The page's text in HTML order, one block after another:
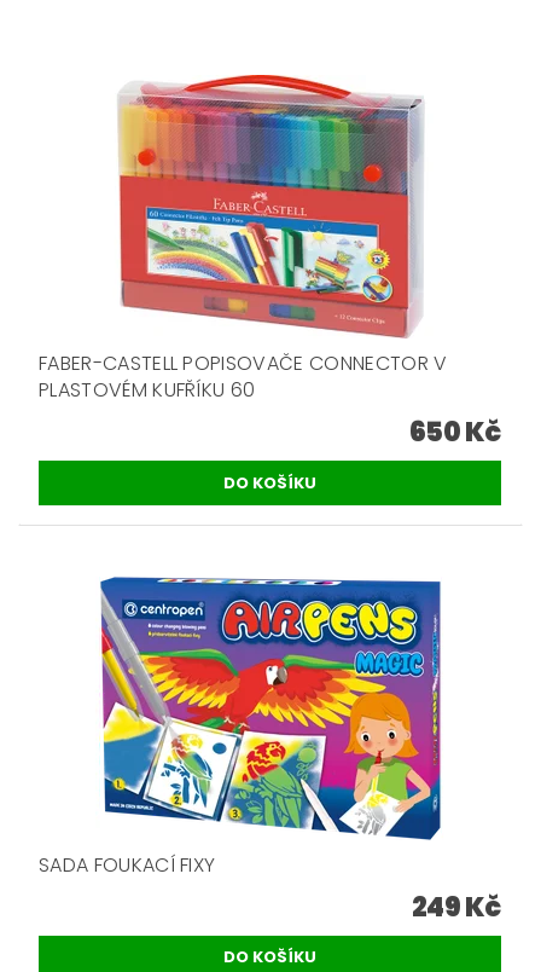
FABER-CASTELL POPISOVAČE CONNECTOR V
PLASTOVÉM KUFŘÍKU 60
650 Kč
SADA FOUKACÍ FIXY
249 Kč